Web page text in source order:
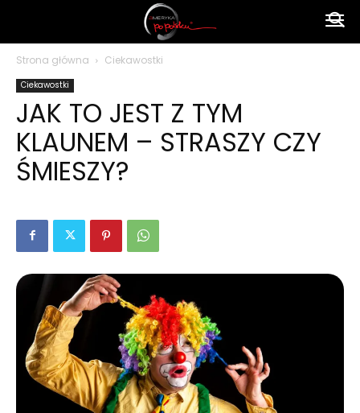
polsku
Strona główna Ciekawostki
Ciekawostki
JAK TO JEST Z TYM
KLAUNEM – STRASZY CZY
ŚMIESZY?